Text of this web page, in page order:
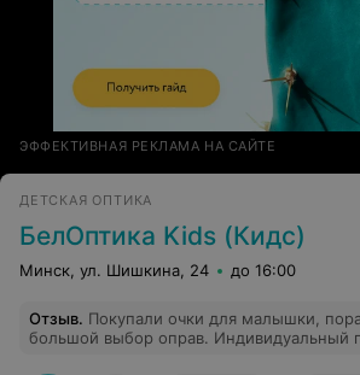
ЭФФЕКТИВНАЯ РЕКЛАМА НА САЙТЕ
ДЕТСКАЯ ОПТИКА
БелОптика Kids (Кидс)
Минск, ул. Шишкина, 24 до 16:00
Отзыв. Покупали очки для малышки,
большой выбор оправ. Индивидуальный